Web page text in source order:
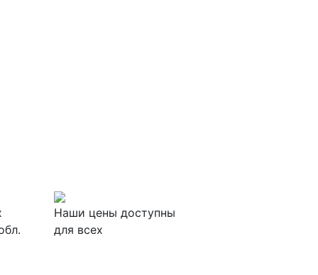
Наши цены доступны
для всех